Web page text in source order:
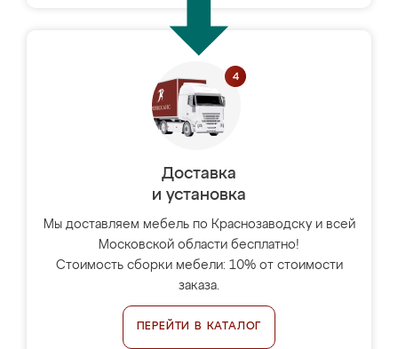
Доставка
и установка
Мы доставляем мебель по Краснозаводску и всей
Московской области бесплатно!
Стоимость сборки мебели: 10% от стоимости
заказа.
ПЕРЕЙТИ В КАТАЛОГ